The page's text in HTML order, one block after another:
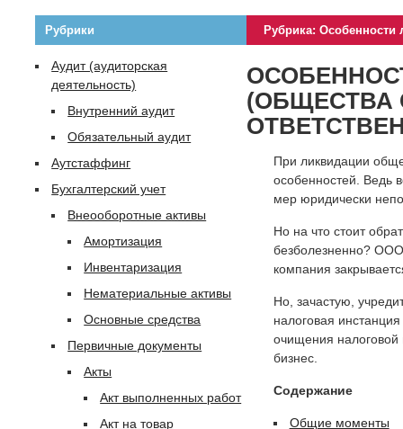
Рубрика: Особенности
(ОБЩЕСТВА
При ликвидации
особенностей. Ведь
мер юридически
Но на что стоит
безболезненно?
компания
Но, зачастую,
налоговая
очищения налоговой
бизнес.
Содержание
Общие моменты
Рубрики
Аудит (аудиторская
деятельность)
Внутренний аудит
Обязательный аудит
Аутстаффинг
Бухгалтерский учет
Внеооборотные активы
Амортизация
Инвентаризация
Нематериальные активы
Основные средства
Первичные документы
Акты
Акт выполненных работ
Акт на товар